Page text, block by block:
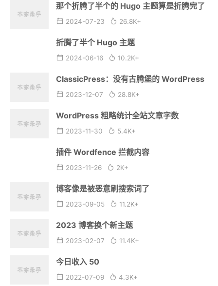
那个折腾了半个的 Hugo 主题算是折腾完了
2024-07-23 26.8K+
折腾了半个 Hugo 主题
2024-06-16 10.2K+
ClassicPress：没有古腾堡的 WordPress
2023-12-07 28.8K+
WordPress 粗略统计全站文章字数
2023-11-30 5.4K+
插件 Wordfence 拦截内容
2023-11-26 2K+
博客像是被恶意刷搜索词了
2023-09-05 11.2K+
2023 博客换个新主题
2023-02-07 11.4K+
今日收入 50
2022-07-09 4.3K+